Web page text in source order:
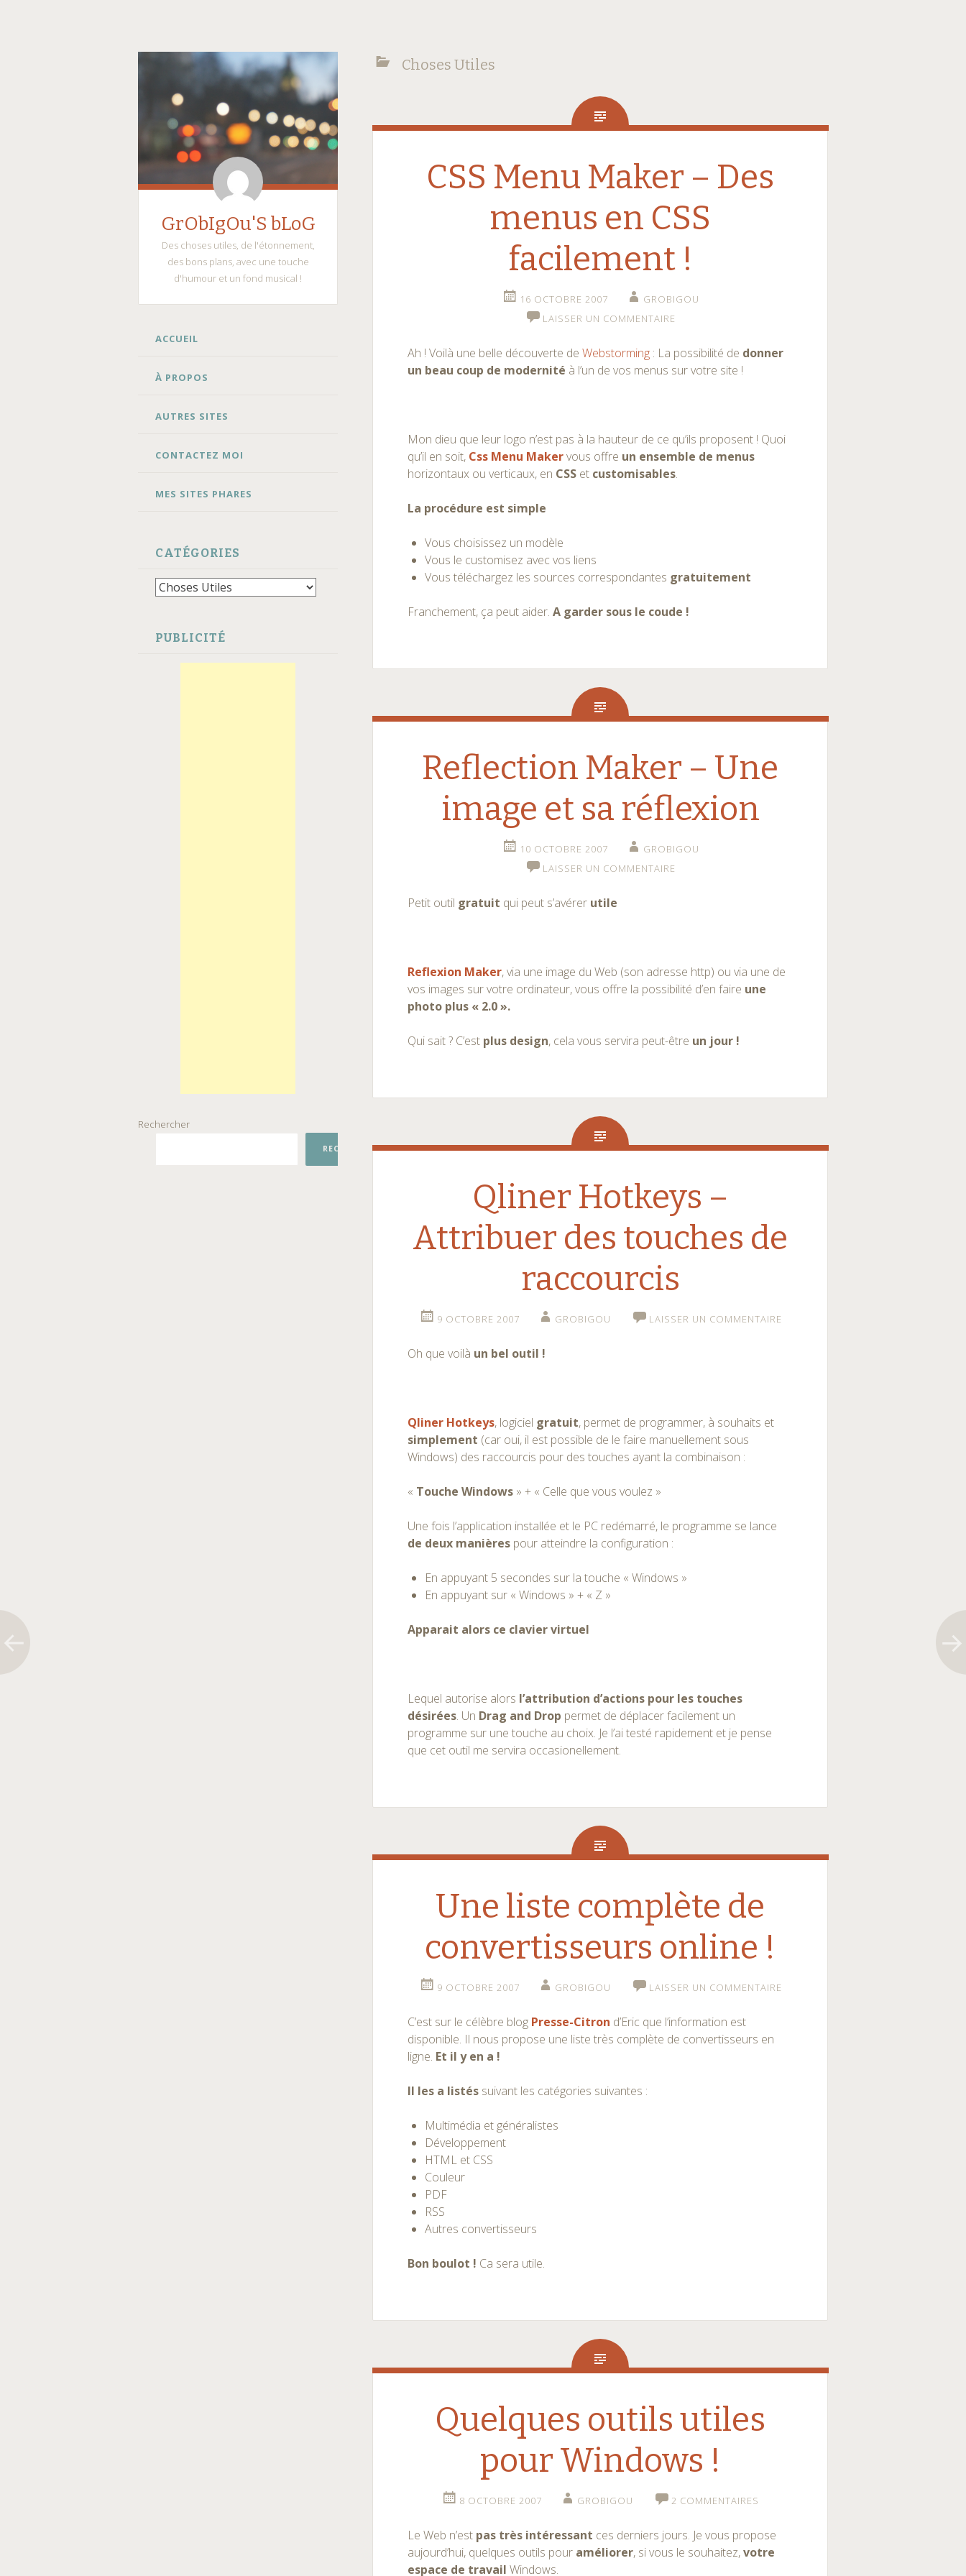
GrObIgOu'S bLoG
Des choses utiles, de l'étonnement,
des bons plans, avec une touche
d'humour et un fond musical !
ALLER
CONTENU
ACCUEIL
À PROPOS
AUTRES SITES
CONTACTEZ MOI
MES SITES PHARES
CATÉGORIES
Catégories
PUBLICITÉ
Rechercher
RECHERCHER
Choses Utiles
CSS Menu Maker – Des
menus en CSS
facilement !
16 OCTOBRE 2007
GROBIGOU
LAISSER UN COMMENTAIRE
Ah ! Voilà une belle découverte deWebstorming : La possibilité de donner
un beau coup de modernité à l’un de vos menus sur votre site !
Mon dieu que leur logo n’est pas à la hauteur de ce qu’ils proposent ! Quoi
qu’il en soit, Css Menu Makervous offre un ensemble de menus
horizontaux ou verticaux, en CSS et customisables.
La procédure est simple
Vous choisissez un modèle
Vous le customisez avec vos liens
Vous téléchargez les sources correspondantes gratuitement
Franchement, ça peut aider.A garder sous le coude !
Reflection Maker – Une
image et sa réflexion
10 OCTOBRE 2007
GROBIGOU
LAISSER UN COMMENTAIRE
Petit outil gratuit qui peut s’avérer utile
Reflexion Maker, via une image du Web (son adresse http) ou via une de
vos images sur votre ordinateur, vous offre la possibilité d’en faire une
photo plus « 2.0 ».
Qui sait ? C’est plus design, cela vous servira peut-être un jour !
Qliner Hotkeys –
Attribuer des touches de
raccourcis
9 OCTOBRE 2007 GROBIGOU LAISSER UN COMMENTAIRE
Oh que voilà un bel outil !
Qliner Hotkeys, logiciel gratuit, permet de programmer, à souhaits et
simplement (car oui, il est possible de le faire manuellement sous
Windows) des raccourcis pour des touches ayant la combinaison :
« Touche Windows » + « Celle que vous voulez »
Une fois l’application installée et le PC redémarré, le programme se lance
de deux manières pour atteindre la configuration :
En appuyant 5 secondes sur la touche « Windows »
En appuyant sur « Windows » + « Z »
Apparait alors ce clavier virtuel
Lequel autorise alors l’attribution d’actions pour les touches
désirées. Un Drag and Drop permet de déplacer facilement un
programme sur une touche au choix. Je l’ai testé rapidement et je pense
que cet outil me servira occasionellement.
Une liste complète de
convertisseurs online !
9 OCTOBRE 2007 GROBIGOU LAISSER UN COMMENTAIRE
C’est sur le célèbre blog Presse-Citron d’Eric que l’information est
disponible. Il nous propose une liste très complète de convertisseurs en
ligne. Et il y en a !
Il les a listés suivant les catégories suivantes :
Multimédia et généralistes
Développement
HTML et CSS
Couleur
PDF
RSS
Autres convertisseurs
Bon boulot ! Ca sera utile.
Quelques outils utiles
pour Windows !
8 OCTOBRE 2007 GROBIGOU 2 COMMENTAIRES
Le Web n’est pas très intéressant ces derniers jours. Je vous propose
aujourd’hui, quelques outils pour améliorer, si vous le souhaitez,votre
espace de travail Windows.